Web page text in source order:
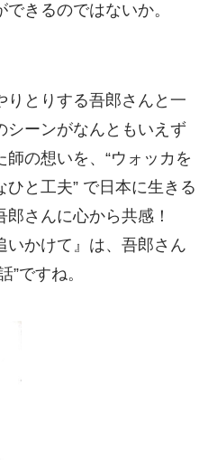
きるのではないか。
りとりする吾郎さんと一
シーンがなんともいえず
の想いを、“ウォッカを
と工夫” で日本に生きる
さんに心から共感！
いかけて』は、吾郎さん
”ですね。